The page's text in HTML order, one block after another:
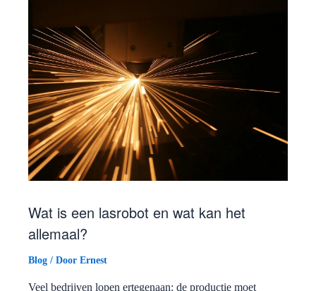
Wat is een lasrobot en wat kan het
allemaal?
Blog / Door Ernest
Veel bedrijven lopen ertegenaan: de productie moet